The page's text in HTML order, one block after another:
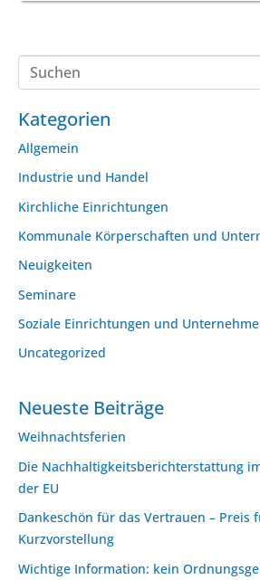
Kategorien
Allgemein
Industrie und Handel
Kirchliche Einrichtungen
Kommunale Körperschaften und
Neuigkeiten
Seminare
Soziale Einrichtungen und
Uncategorized
Neueste Beiträge
Weihnachtsferien
Die Nachhaltigkeitsberichterstattung
der EU
Dankeschön für das Vertrauen – Preis
Kurzvorstellung
Wichtige Information: kein